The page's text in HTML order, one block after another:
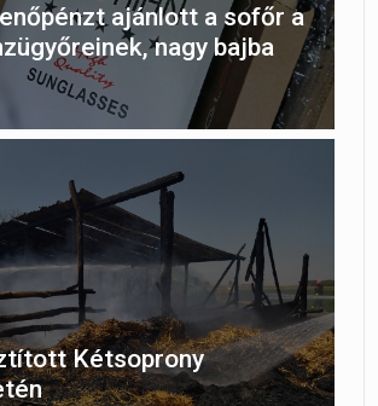
ajánlott a sofőr a
nagy bajba
Kétsoprony